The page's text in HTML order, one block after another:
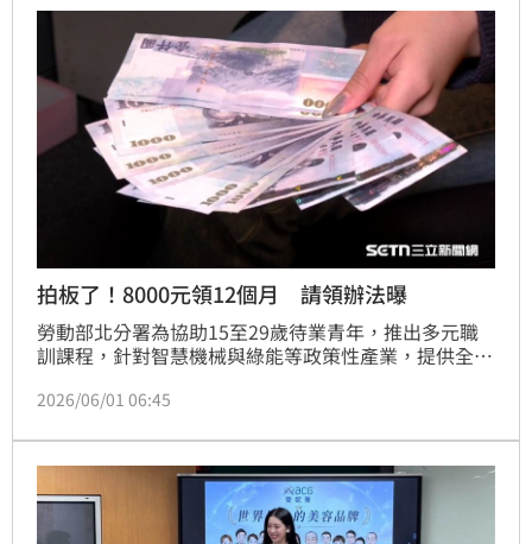
拍板了！8000元領12個月 請領辦法曝
勞動部北分署為協助15至29歲待業青年，推出多元職
訓課程，針對智慧機械與綠能等政策性產業，提供全額
歲小威為例，參加銲接培訓後成功考取三張證照，回任
濟負擔，鼓勵其透過專業技能與證照強化職場競爭力，
讓待業或轉職期成為加薪跳板，為未來職涯發展奠定紮
實基礎，實現專業與夢想。
2026/06/01 06:45